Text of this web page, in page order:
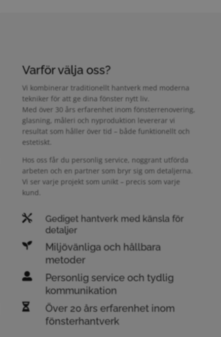
Varför välja oss?
Vi kombinerar traditionellt hantverk med moderna
tekniker för att ge dina fönster nytt liv.
Med över 30 års erfarenhet inom fönsterrenovering,
glasning, måleri och nyproduktion levererar vi
resultat som håller över tid – både funktionellt och
estetiskt.
Hos oss får du personlig service, noggrant utförda
arbeten och en partner som bryr sig om detaljerna.
Vi ser varje projekt som unikt – precis som varje
kund.

Gediget hantverk med känsla för
detaljer

Miljövänliga och hållbara
metoder

Personlig service och tydlig
kommunikation

Över 20 års erfarenhet inom
fönsterhantverk